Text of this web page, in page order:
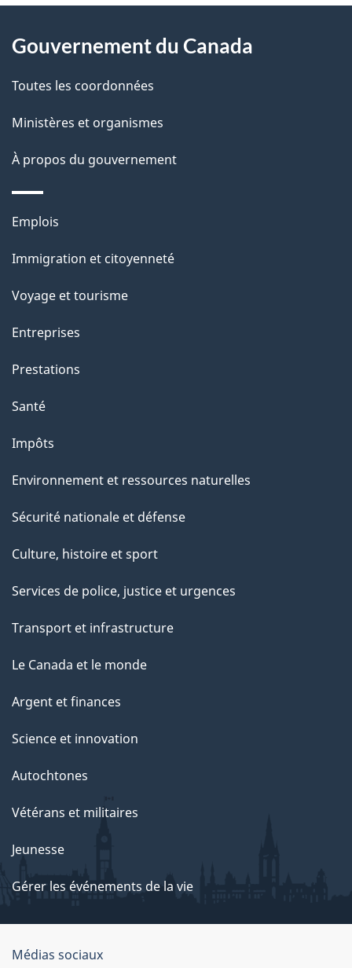
i
l
s
d
e
l
a
p
a
g
e
propos
de
ce
site
Gouvernement du Canada
Toutes les coordonnées
Ministères et organismes
À propos du gouvernement
Thèmes
sujets
Emplois
Immigration et citoyenneté
Voyage et tourisme
Entreprises
Prestations
Santé
Impôts
Environnement et ressources naturelles
Sécurité nationale et défense
Culture, histoire et sport
Services de police, justice et urgences
Transport et infrastructure
Le Canada et le monde
Argent et finances
Science et innovation
Autochtones
Vétérans et militaires
Jeunesse
Gérer les événements de la vie
Organisation
Médias sociaux